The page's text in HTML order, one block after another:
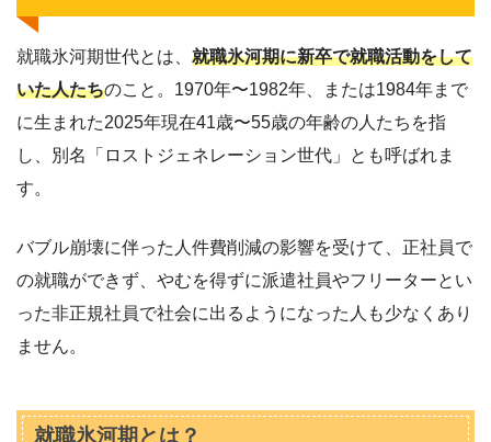
就職氷河期世代とは、 就職氷河期に新卒で就職活動をして
いた人たちのこと。1970年〜1982年、または1984年まで
に生まれた2025年現在41歳〜55歳の年齢の人たちを指
し、別名「ロストジェネレーション世代」とも呼ばれま
す。
バブル崩壊に伴った人件費削減の影響を受けて、正社員で
の就職ができず、やむを得ずに派遣社員やフリーターとい
った非正規社員で社会に出るようになった人も少なくあり
ません。
就職氷河期とは？